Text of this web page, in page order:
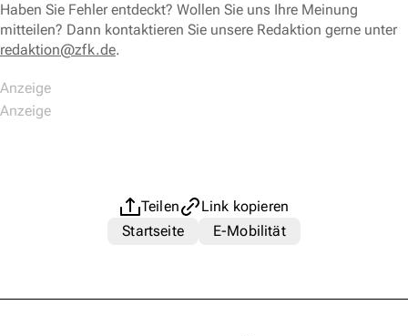
Haben Sie Fehler entdeckt? Wollen Sie uns Ihre Meinung
mitteilen? Dann kontaktieren Sie unsere Redaktion gerne unter
redaktion@zfk.de.
Teilen
Link kopieren
Startseite
E-Mobilität